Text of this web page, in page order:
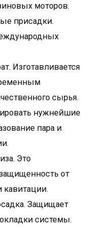
моторов.
присадки.
Изготавливается
сырья.
нужнейшие
пара и
Это
от
кавитации.
Защищает
системы.